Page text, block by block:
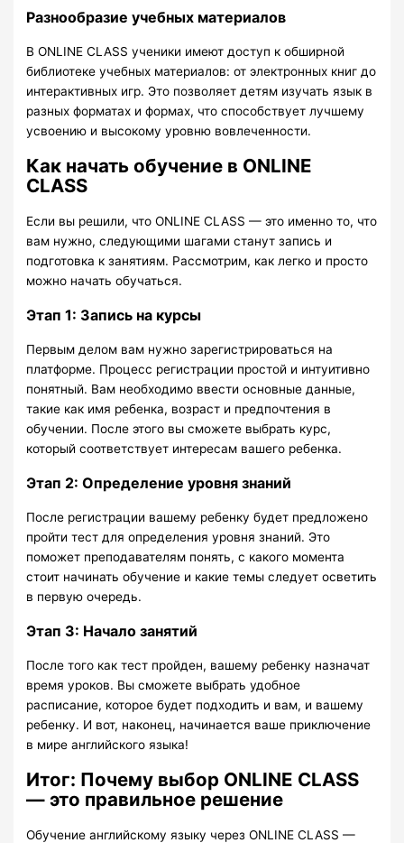
Разнообразие учебных материалов
В ONLINE CLASS ученики имеют доступ к обширной
библиотеке учебных материалов: от электронных книг до
интерактивных игр. Это позволяет детям изучать язык в
разных форматах и формах, что способствует лучшему
усвоению и высокому уровню вовлеченности.
Как начать обучение в ONLINE
CLASS
Если вы решили, что ONLINE CLASS — это именно то, что
вам нужно, следующими шагами станут запись и
подготовка к занятиям. Рассмотрим, как легко и просто
можно начать обучаться.
Этап 1: Запись на курсы
Первым делом вам нужно зарегистрироваться на
платформе. Процесс регистрации простой и интуитивно
понятный. Вам необходимо ввести основные данные,
такие как имя ребенка, возраст и предпочтения в
обучении. После этого вы сможете выбрать курс,
который соответствует интересам вашего ребенка.
Этап 2: Определение уровня знаний
После регистрации вашему ребенку будет предложено
пройти тест для определения уровня знаний. Это
поможет преподавателям понять, с какого момента
стоит начинать обучение и какие темы следует осветить
в первую очередь.
Этап 3: Начало занятий
После того как тест пройден, вашему ребенку назначат
время уроков. Вы сможете выбрать удобное
расписание, которое будет подходить и вам, и вашему
ребенку. И вот, наконец, начинается ваше приключение
в мире английского языка!
Итог: Почему выбор ONLINE CLASS
— это правильное решение
Обучение английскому языку через ONLINE CLASS —